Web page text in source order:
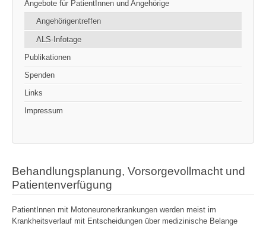
Angebote für PatientInnen und Angehörige
Angehörigentreffen
ALS-Infotage
Publikationen
Spenden
Links
Impressum
Behandlungsplanung, Vorsorgevollmacht und
Patientenverfügung
PatientInnen mit Motoneuronerkrankungen werden meist im
Krankheitsverlauf mit Entscheidungen über medizinische Belange